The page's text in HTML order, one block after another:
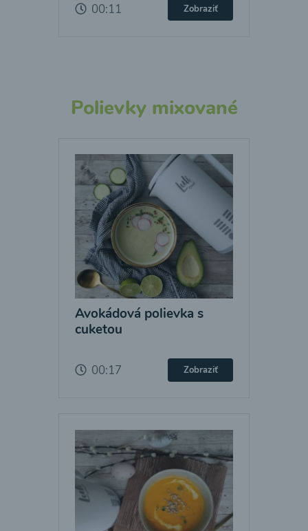
00:11 Zobraziť
Polievky mixované
Avokádová polievka s
cuketou
00:17 Zobraziť